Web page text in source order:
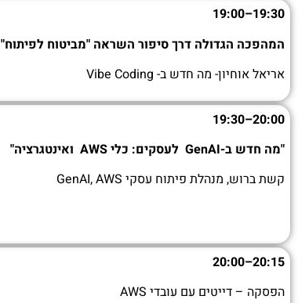
19:30
–
19:00
המהפכה הגדולה דרך סיפור השראה "מביטוח לפיתוח"
אריאל אוחיון- מה חדש ב- Vibe Coding
20:00
–
19:30
"מה חדש ב-GenAI לעסקים: כליAWS ואינטגרציה"
קשת ברוש, מנהלת פיתוח עסקי GenAI, AWS
20:15
–
20:00
הפסקה – דייטים עם עובדי AWS